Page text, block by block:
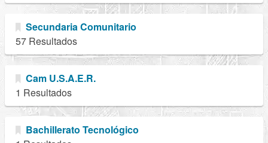
Secundaria Comunitario
57 Resultados
Cam U.S.A.E.R.
1 Resultados
Bachillerato Tecnológico